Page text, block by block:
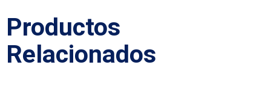
Productos
Relacionados